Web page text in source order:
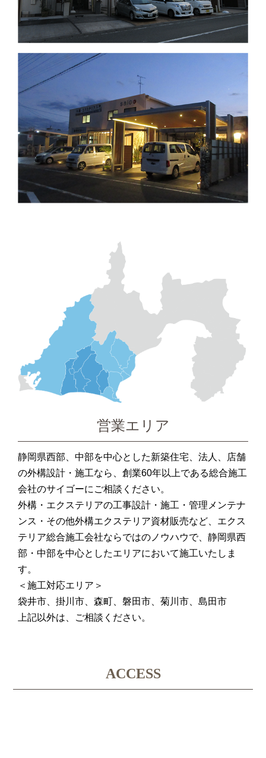
営業エリア
静岡県西部、中部を中心とした新築住宅、法人、店舗
の外構設計・施工なら、創業60年以上である総合施工
会社のサイゴーにご相談ください。
外構・エクステリアの工事設計・施工・管理メンテナ
ンス・その他外構エクステリア資材販売など、エクス
テリア総合施工会社ならではのノウハウで、静岡県西
部・中部を中心としたエリアにおいて施工いたしま
す。
＜施工対応エリア＞
袋井市、掛川市、森町、磐田市、菊川市、島田市
上記以外は、ご相談ください。
ACCESS